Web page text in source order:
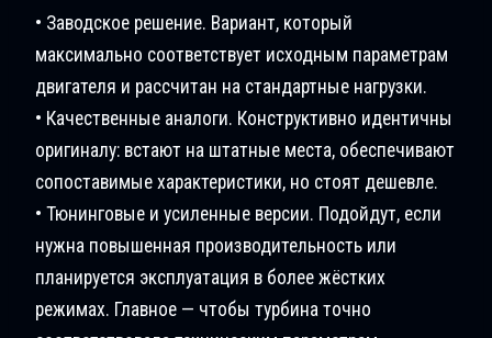
• Заводское решение. Вариант, который
максимально соответствует исходным параметрам
двигателя и рассчитан на стандартные нагрузки.
• Качественные аналоги. Конструктивно идентичны
оригиналу: встают на штатные места, обеспечивают
сопоставимые характеристики, но стоят дешевле.
• Тюнинговые и усиленные версии. Подойдут, если
нужна повышенная производительность или
планируется эксплуатация в более жёстких
режимах. Главное — чтобы турбина точно